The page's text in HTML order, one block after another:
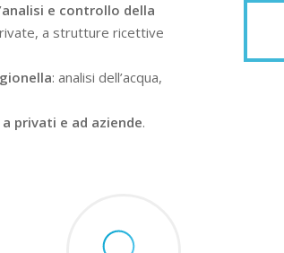
analisi e controllo della
a strutture ricettive
: analisi dell’acqua,
privati e ad aziende.